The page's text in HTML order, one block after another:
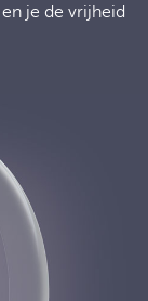
je de vrijheid